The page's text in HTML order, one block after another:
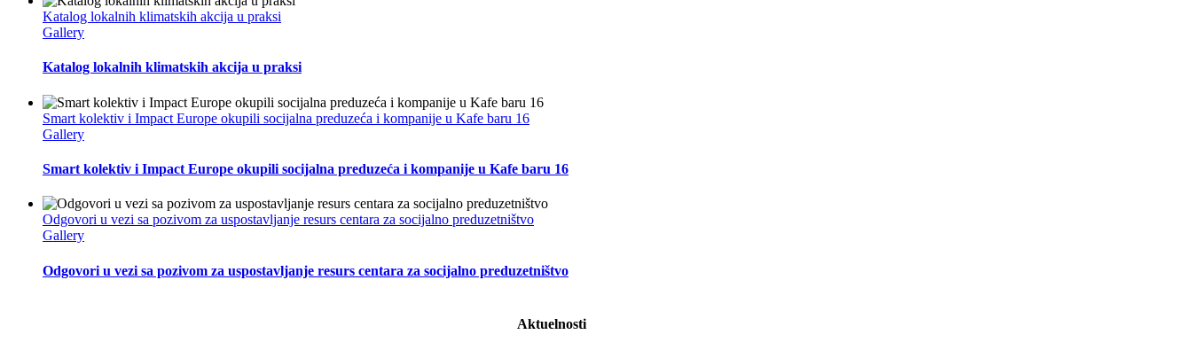
Katalog lokalnih klimatskih akcija u praksi
Gallery
Katalog lokalnih klimatskih akcija u praksi
Smart kolektiv i Impact Europe okupili socijalna preduzeća i kompanije u Kafe baru 16
Gallery
Smart kolektiv i Impact Europe okupili socijalna preduzeća i kompanije u Kafe baru 16
Odgovori u vezi sa pozivom za uspostavljanje resurs centara za socijalno preduzetništvo
Gallery
Odgovori u vezi sa pozivom za uspostavljanje resurs centara za socijalno preduzetništvo
Aktuelnosti